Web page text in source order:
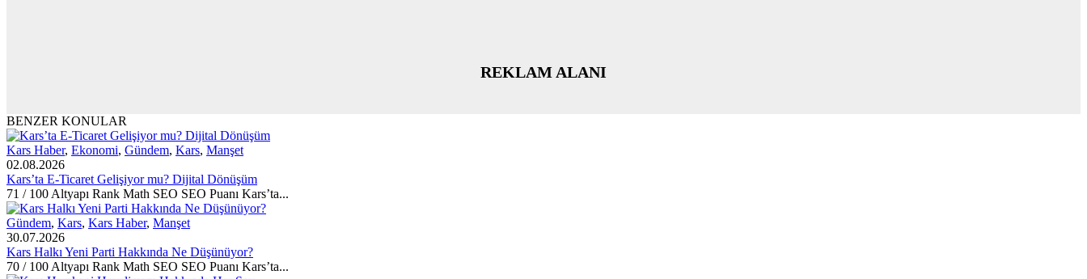
REKLAM ALANI
BENZER KONULAR
Kars Haber, Ekonomi, Gündem, Kars, Manşet
02.08.2026
Kars’ta E-Ticaret Gelişiyor mu? Dijital Dönüşüm
71 / 100 Altyapı Rank Math SEO SEO Puanı Kars’ta...
Gündem, Kars, Kars Haber, Manşet
30.07.2026
Kars Halkı Yeni Parti Hakkında Ne Düşünüyor?
70 / 100 Altyapı Rank Math SEO SEO Puanı Kars’ta...